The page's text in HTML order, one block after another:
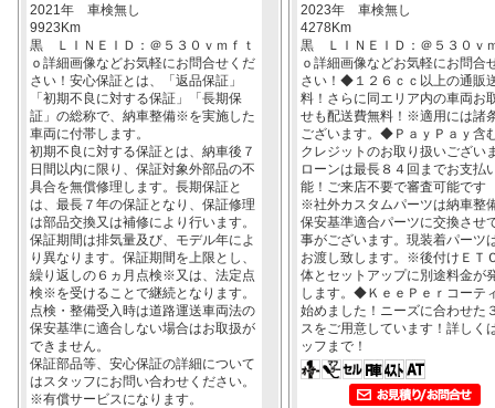
2021年 車検無し
9923Km
黒 ＬＩＮＥＩＤ：＠５３０ｖｍｆｔ
ｏ詳細画像などお気軽にお問合せくだ
さい！安心保証とは、「返品保証」
「初期不良に対する保証」「長期保
証」の総称で、納車整備※を実施した
車両に付帯します。
初期不良に対する保証とは、納車後７
日間以内に限り、保証対象外部品の不
具合を無償修理します。長期保証と
は、最長７年の保証となり、保証修理
は部品交換又は補修により行います。
保証期間は排気量及び、モデル年によ
り異なります。保証期間を上限とし、
繰り返しの６ヵ月点検※又は、法定点
検※を受けることで継続となります。
点検・整備受入時は道路運送車両法の
保安基準に適合しない場合はお取扱が
できません。
保証部品等、安心保証の詳細について
はスタッフにお問い合わせください。
※有償サービスになります。
2023年 車検無し
4278Km
黒 ＬＩＮＥＩＤ：＠５３０ｖ
ｏ詳細画像などお気軽にお問合
さい！◆１２６ｃｃ以上の通販
料！さらに同エリア内の車両お
せも配送費無料！※適用には諸
ございます。◆ＰａｙＰａｙ含
クレジットのお取り扱いござい
ローンは最長８４回までお支払
能！ご来店不要で審査可能です
※社外カスタムパーツは納車整
保安基準適合パーツに交換させ
事がございます。現装着パーツ
お渡し致します。※後付けＥＴ
体とセットアップに別途料金が
します。◆ＫｅｅＰｅｒコーテ
始めました！ニーズに合わせた
スをご用意しています！詳しく
ッフまで！